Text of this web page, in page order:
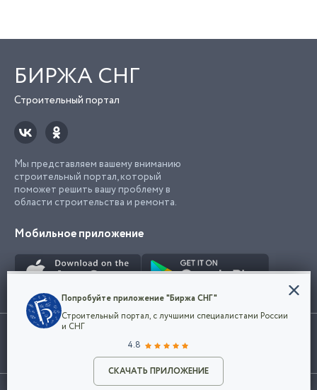
Разместить объявление
БИРЖА СНГ
Строительный портал
Мы представляем вашему вниманию
строительный портал, который
поможет решить вашу проблему в
области строительства и ремонта.
Мобильное приложение
Использование сайта, в том числе подача объявлений, означает
марки представленные на сайте являются собственностью их
©2026Биржа СНГ
Конфиденциальность
Мы используем файлы cookie, чтобы сделать
наш сайт удобным для каждого
Политикой конфиденциальности компании
и принимаете условия использования cookie.
Попробуйте приложение "Биржа СНГ"
Строительный портал, с лучшими специалистами России
и СНГ
4.8
СКАЧАТЬ ПРИЛОЖЕНИЕ